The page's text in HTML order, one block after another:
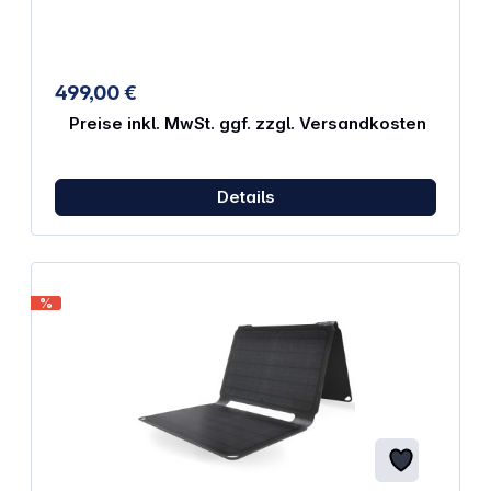
499,00 €
Preise inkl. MwSt. ggf. zzgl. Versandkosten
Details
%